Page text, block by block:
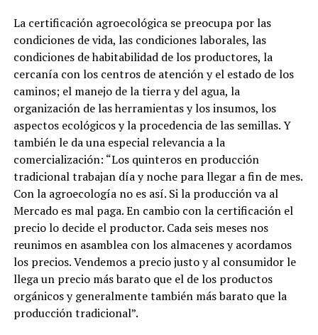
La certificación agroecológica se preocupa por las
condiciones de vida, las condiciones laborales, las
condiciones de habitabilidad de los productores, la
cercanía con los centros de atención y el estado de los
caminos; el manejo de la tierra y del agua, la
organización de las herramientas y los insumos, los
aspectos ecológicos y la procedencia de las semillas. Y
también le da una especial relevancia a la
comercialización: “Los quinteros en producción
tradicional trabajan día y noche para llegar a fin de mes.
Con la agroecología no es así. Si la producción va al
Mercado es mal paga. En cambio con la certificación el
precio lo decide el productor. Cada seis meses nos
reunimos en asamblea con los almacenes y acordamos
los precios. Vendemos a precio justo y al consumidor le
llega un precio más barato que el de los productos
orgánicos y generalmente también más barato que la
producción tradicional”.